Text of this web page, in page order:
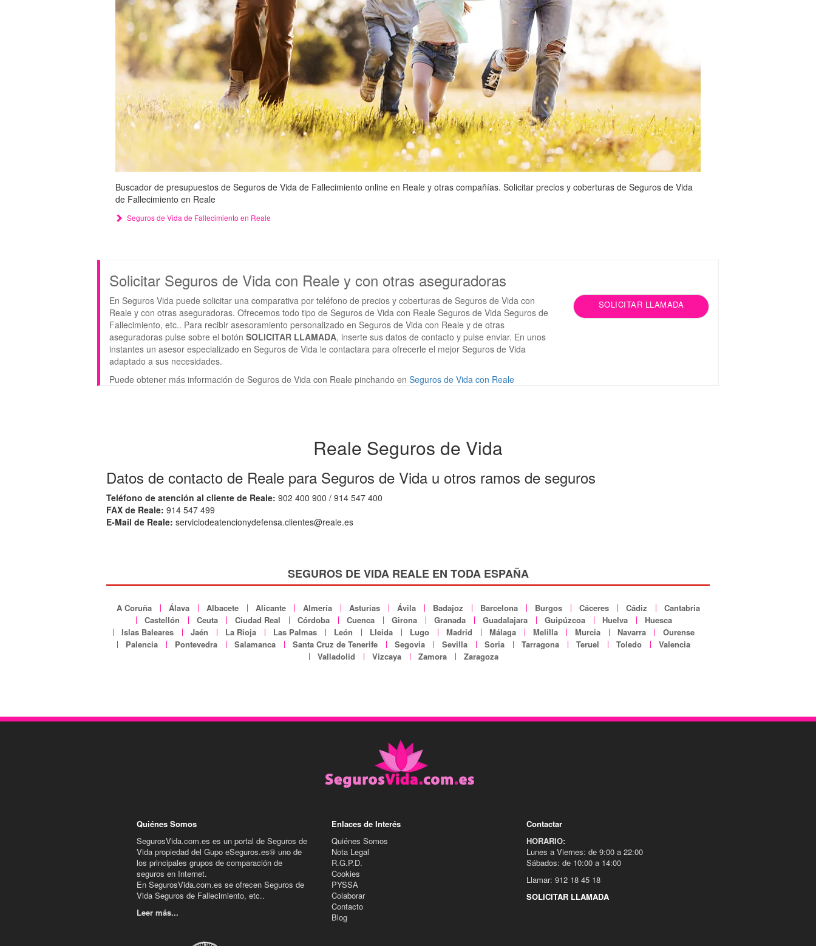
Buscador de presupuestos de Seguros de Vida de Fallecimiento online en Reale y otras compañías. Solicitar precios y coberturas de Seguros de Vida
de Fallecimiento en Reale
Seguros de Vida de Fallecimiento en Reale
Solicitar Seguros de Vida con Reale y con otras aseguradoras
En Seguros Vida puede solicitar una comparativa por teléfono de precios y coberturas de Seguros de Vida con
Reale y con otras aseguradoras. Ofrecemos todo tipo de Seguros de Vida con Reale Seguros de Vida Seguros de
Fallecimiento, etc.. Para recibir asesoramiento personalizado en Seguros de Vida con Reale y de otras
aseguradoras pulse sobre el botón SOLICITAR LLAMADA, inserte sus datos de contacto y pulse enviar. En unos
instantes un asesor especializado en Seguros de Vida le contactara para ofrecerle el mejor Seguros de Vida
adaptado a sus necesidades.
Puede obtener más información de Seguros de Vida con Reale pinchando en Seguros de Vida con Reale
SOLICITAR LLAMADA
Reale Seguros de Vida
Datos de contacto de Reale para Seguros de Vida u otros ramos de seguros
Teléfono de atención al cliente de Reale: 902 400 900 / 914 547 400
FAX de Reale: 914 547 499
E-Mail de Reale: serviciodeatencionydefensa.clientes@reale.es
SEGUROS DE VIDA REALE EN TODA ESPAÑA
A Coruña Álava Albacete Alicante Almería Asturias Ávila Badajoz Barcelona Burgos Cáceres Cádiz
Cantabria
Castellón
Ceuta Ciudad Real Córdoba Cuenca Girona Granada Guadalajara Guipúzcoa Huelva
Huesca
Islas Baleares
Jaén La Rioja Las Palmas León Lleida Lugo Madrid Málaga Melilla Murcia Navarra
Ourense
Palencia
Pontevedra Salamanca Santa Cruz de Tenerife Segovia Sevilla Soria Tarragona Teruel Toledo
Valencia
Valladolid
Vizcaya Zamora Zaragoza
Quiénes Somos
SegurosVida.com.es es un portal de Seguros de
Vida propiedad del Gupo eSeguros.es® uno de
los principales grupos de comparación de
seguros en Internet.
En SegurosVida.com.es se ofrecen Seguros de
Vida Seguros de Fallecimiento, etc..
Leer más...
Enlaces de Interés
Quiénes Somos
Nota Legal
R.G.P.D.
Cookies
PYSSA
Colaborar
Contacto
Blog
Contactar
HORARIO:
Lunes a Viernes: de 9:00 a 22:00
Sábados: de 10:00 a 14:00
Llamar: 912 18 45 18
SOLICITAR LLAMADA